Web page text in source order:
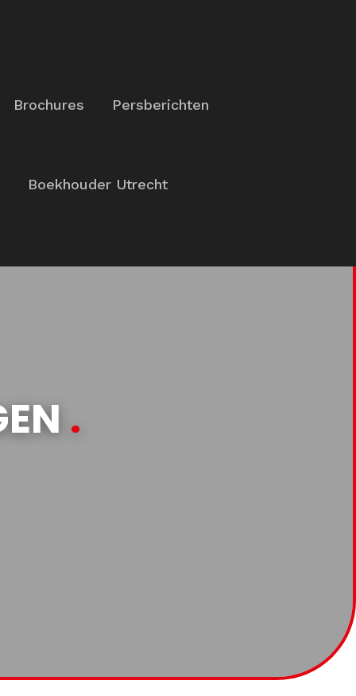
Brochures Persberichten
Boekhouder Utrecht
.